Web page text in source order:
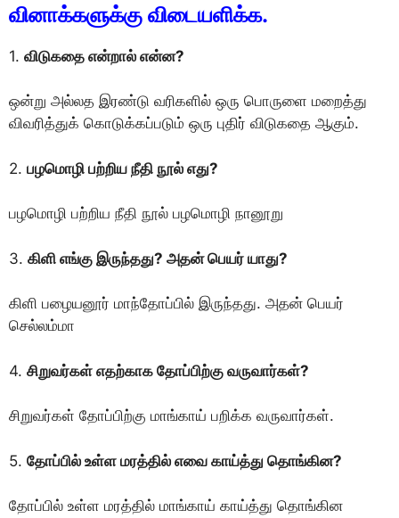
வினாக்களுக்கு விடையளிக்க.
1. விடுகதை என்றால் என்ன?
ஒன்று அல்லத இரண்டு வரிகளில் ஒரு பொருளை மறைத்து
விவரித்துக் கொடுக்கப்படும் ஒரு புதிர் விடுகதை ஆகும்.
2. பழமொழி பற்றிய நீதி நூல் எது?
பழமொழி பற்றிய நீதி நூல் பழமொழி நானூறு
3. கிளி எங்கு இருந்தது? அதன் பெயர் யாது?
கிளி பழையனூர் மாந்தோப்பில் இருந்தது. அதன் பெயர்
செல்லம்மா
4. சிறுவர்கள் எதற்காக தோப்பிற்கு வருவார்கள்?
சிறுவர்கள் தோப்பிற்கு மாங்காய் பறிக்க வருவார்கள்.
5. தோப்பில் உள்ள மரத்தில் எவை காய்த்து தொங்கின?
தோப்பில் உள்ள மரத்தில் மாங்காய் காய்த்து தொங்கின